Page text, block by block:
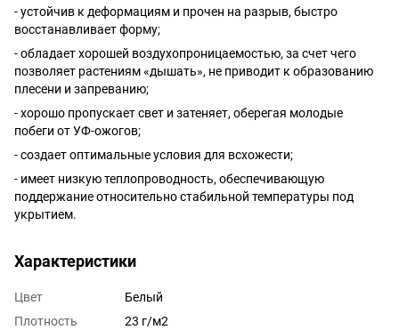
- устойчив к деформациям и прочен на разрыв, быстро
восстанавливает форму;
- обладает хорошей воздухопроницаемостью, за счет чего
позволяет растениям «дышать», не приводит к образованию
плесени и запреванию;
- хорошо пропускает свет и затеняет, оберегая молодые
побеги от УФ-ожогов;
- создает оптимальные условия для всхожести;
- имеет низкую теплопроводность, обеспечивающую
поддержание относительно стабильной температуры под
укрытием.
Характеристики
Цвет
Белый
Плотность
23 г/м2